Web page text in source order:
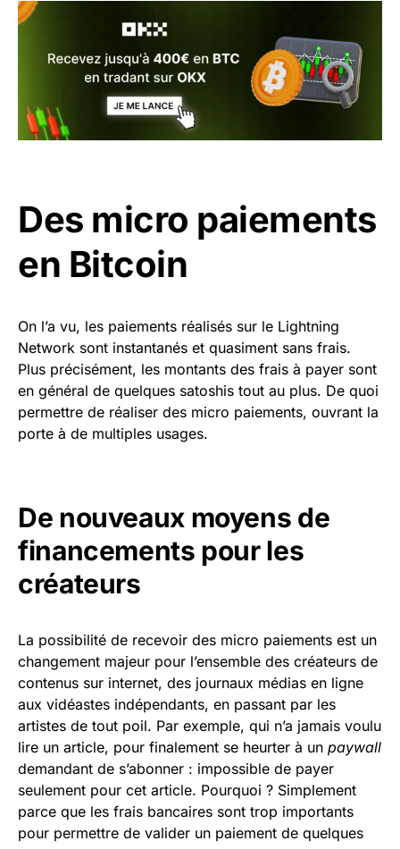
Des micro paiements
en Bitcoin
On l’a vu, les paiements réalisés sur le Lightning
Network sont instantanés et quasiment sans frais.
Plus précisément, les montants des frais à payer sont
en général de quelques satoshis tout au plus. De quoi
permettre de réaliser des micro paiements, ouvrant la
porte à de multiples usages.
De nouveaux moyens de
financements pour les
créateurs
La possibilité de recevoir des micro paiements est un
changement majeur pour l’ensemble des créateurs de
contenus sur internet, des journaux médias en ligne
aux vidéastes indépendants, en passant par les
artistes de tout poil. Par exemple, qui n’a jamais voulu
lire un article, pour finalement se heurter à un paywall
demandant de s’abonner : impossible de payer
seulement pour cet article. Pourquoi ? Simplement
parce que les frais bancaires sont trop importants
pour permettre de valider un paiement de quelques